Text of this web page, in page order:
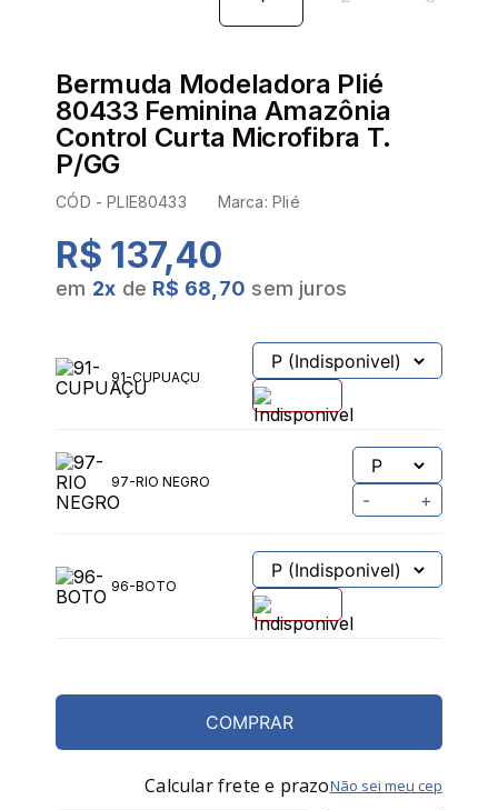
Bermuda Modeladora Plié
80433 Feminina Amazônia
Control Curta Microfibra T.
P/GG
CÓD -PLIE80433 Marca:Plié
R$ 137,40
em 2x de R$ 68,70 sem juros
91-CUPUAÇU
97-RIO NEGRO
- +
96-BOTO
COMPRAR
Calcular frete e prazoNão sei meu cep